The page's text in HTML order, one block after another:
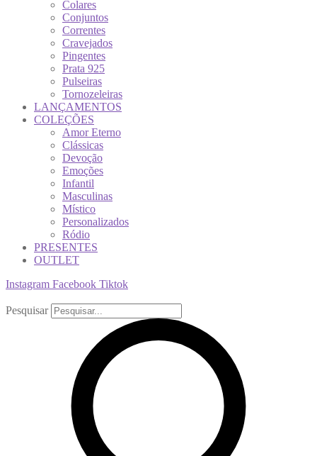
Colares
Conjuntos
Correntes
Cravejados
Pingentes
Prata 925
Pulseiras
Tornozeleiras
LANÇAMENTOS
COLEÇÕES
Amor Eterno
Clássicas
Devoção
Emoções
Infantil
Masculinas
Místico
Personalizados
Ródio
PRESENTES
OUTLET
Instagram Facebook Tiktok
Pesquisar